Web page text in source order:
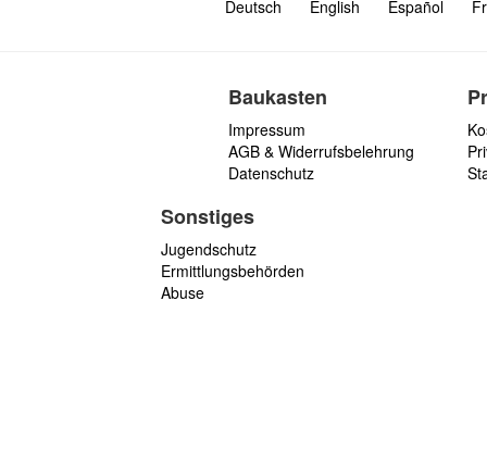
Deutsch English Español
Baukasten
Impressum
AGB & Widerrufsbelehrung
Datenschutz
Sonstiges
Jugendschutz
Ermittlungsbehörden
Abuse